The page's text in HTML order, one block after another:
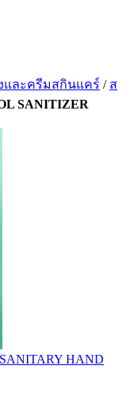
และครีมสกินแคร์ / ส
SANITIZER
HAND